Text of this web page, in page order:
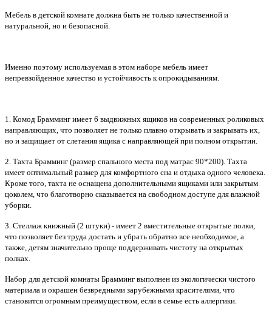
Мебель в детской комнате должна быть не только качественной и
натуральной, но и безопасной.
Именно поэтому используемая в этом наборе мебель имеет
непревзойденное качество и устойчивость к опрокидываниям.
1. Комод Брамминг имеет 6 выдвижных ящиков на современных роликовых
направляющих, что позволяет не только плавно открывать и закрывать их,
но и защищает от слетания ящика с направляющей при полном открытии.
2. Тахта Брамминг (размер спального места под матрас 90*200). Тахта
имеет оптимальный размер для комфортного сна и отдыха одного человека.
Кроме того, тахта не оснащена дополнительными ящиками или закрытым
цоколем, что благотворно сказывается на свободном доступе для влажной
уборки.
3. Стеллаж книжный (2 штуки) - имеет 2 вместительные открытые полки,
что позволяет без труда достать и убрать обратно все необходимое, а
также, детям значительно проще поддерживать чистоту на открытых
полках.
Набор для детской комнаты Брамминг выполнен из экологически чистого
материала и окрашен безвредными зарубежными красителями, что
становится огромным преимуществом, если в семье есть аллергики.